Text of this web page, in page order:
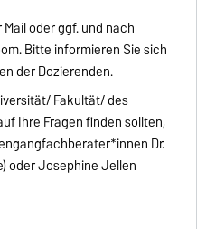
oder ggf. und nach
Bitte informieren Sie sich
der Dozierenden.
Fakultät/ des
Ihre Fragen finden sollten,
Dr.
oder Josephine Jellen